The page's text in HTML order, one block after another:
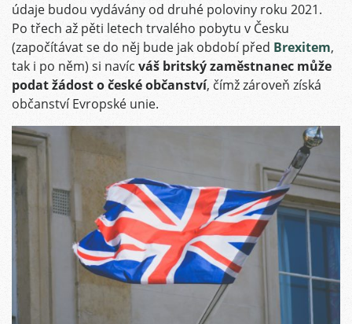
údaje budou vydávány od druhé poloviny roku 2021.
Po třech až pěti letech trvalého pobytu v Česku
(započítávat se do něj bude jak období před Brexitem,
tak i po něm) si navíc váš britský zaměstnanec může
podat žádost o české občanství, čímž zároveň získá
občanství Evropské unie.